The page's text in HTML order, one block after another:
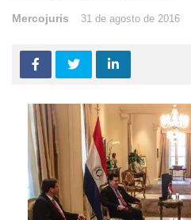
Mercojuris 31 de agosto de 2016